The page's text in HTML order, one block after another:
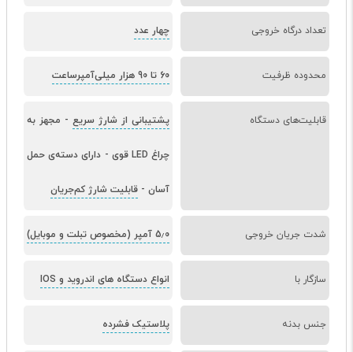
تعداد درگاه خروجی چهار عدد
محدوده ظرفیت 60 تا 90 هزار میلی‌آمپر‌ساعت
قابلیت‌های دستگاه پشتیبانی از شارژ سریع - مجهز به
چراغ LED قوی - دارای دسته‌ی حمل
آسان - قابلیت شارژ کم‌جریان
شدت جریان خروجی 5٫0 آمپر (مخصوص تبلت و موبایل)
سازگار با انواع دستگاه های اندروید و IOS
جنس بدنه پلاستیک فشرده